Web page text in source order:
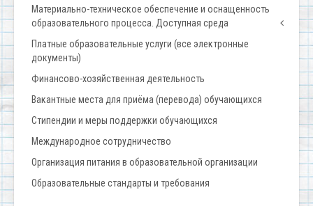
Материально-техническое обеспечение и оснащенность
образовательного процесса. Доступная среда
Платные образовательные услуги (все электронные
документы)
Финансово-хозяйственная деятельность
Вакантные места для приёма (перевода) обучающихся
Стипендии и меры поддержки обучающихся
Международное сотрудничество
Организация питания в образовательной организации
Образовательные стандарты и требования